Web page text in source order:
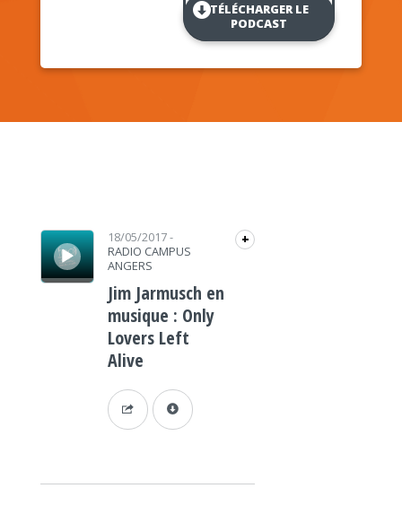
TÉLÉCHARGER LE
PODCAST
Lecteur audio 18/05/2017-
RADIO CAMPUS
ANGERS
+
Jim Jarmusch en
musique : Only
Lovers Left
Alive